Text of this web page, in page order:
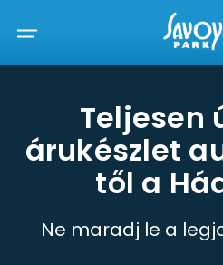
Teljesen
árukészlet
től a
Ne maradj le a